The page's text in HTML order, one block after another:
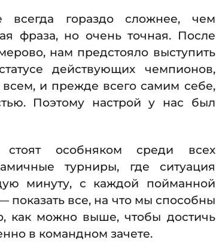
всегда гораздо сложнее, чем
фраза, но очень точная. После
нам предстояло выступить
действующих чемпионов,
всем, и прежде всего самим себе,
Поэтому настрой у нас был
стоят особняком среди всех
турниры, где ситуация
минуту, с каждой пойманной
показать все, на что мы способны
как можно выше, чтобы достичь
в командном зачете.